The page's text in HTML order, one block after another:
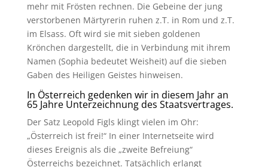
mehr mit Frösten rechnen. Die Gebeine der jung
verstorbenen Märtyrerin ruhen z.T. in Rom und z.T.
im Elsass. Oft wird sie mit sieben goldenen
Krönchen dargestellt, die in Verbindung mit ihrem
Namen (Sophia bedeutet Weisheit) auf die sieben
Gaben des Heiligen Geistes hinweisen.
In Österreich gedenken wir in diesem Jahr an
65 Jahre Unterzeichnung des Staatsvertrages.
Der Satz Leopold Figls klingt vielen im Ohr:
„Österreich ist frei!“ In einer Internetseite wird
dieses Ereignis als die „zweite Befreiung“
Österreichs bezeichnet. Tatsächlich erlangt